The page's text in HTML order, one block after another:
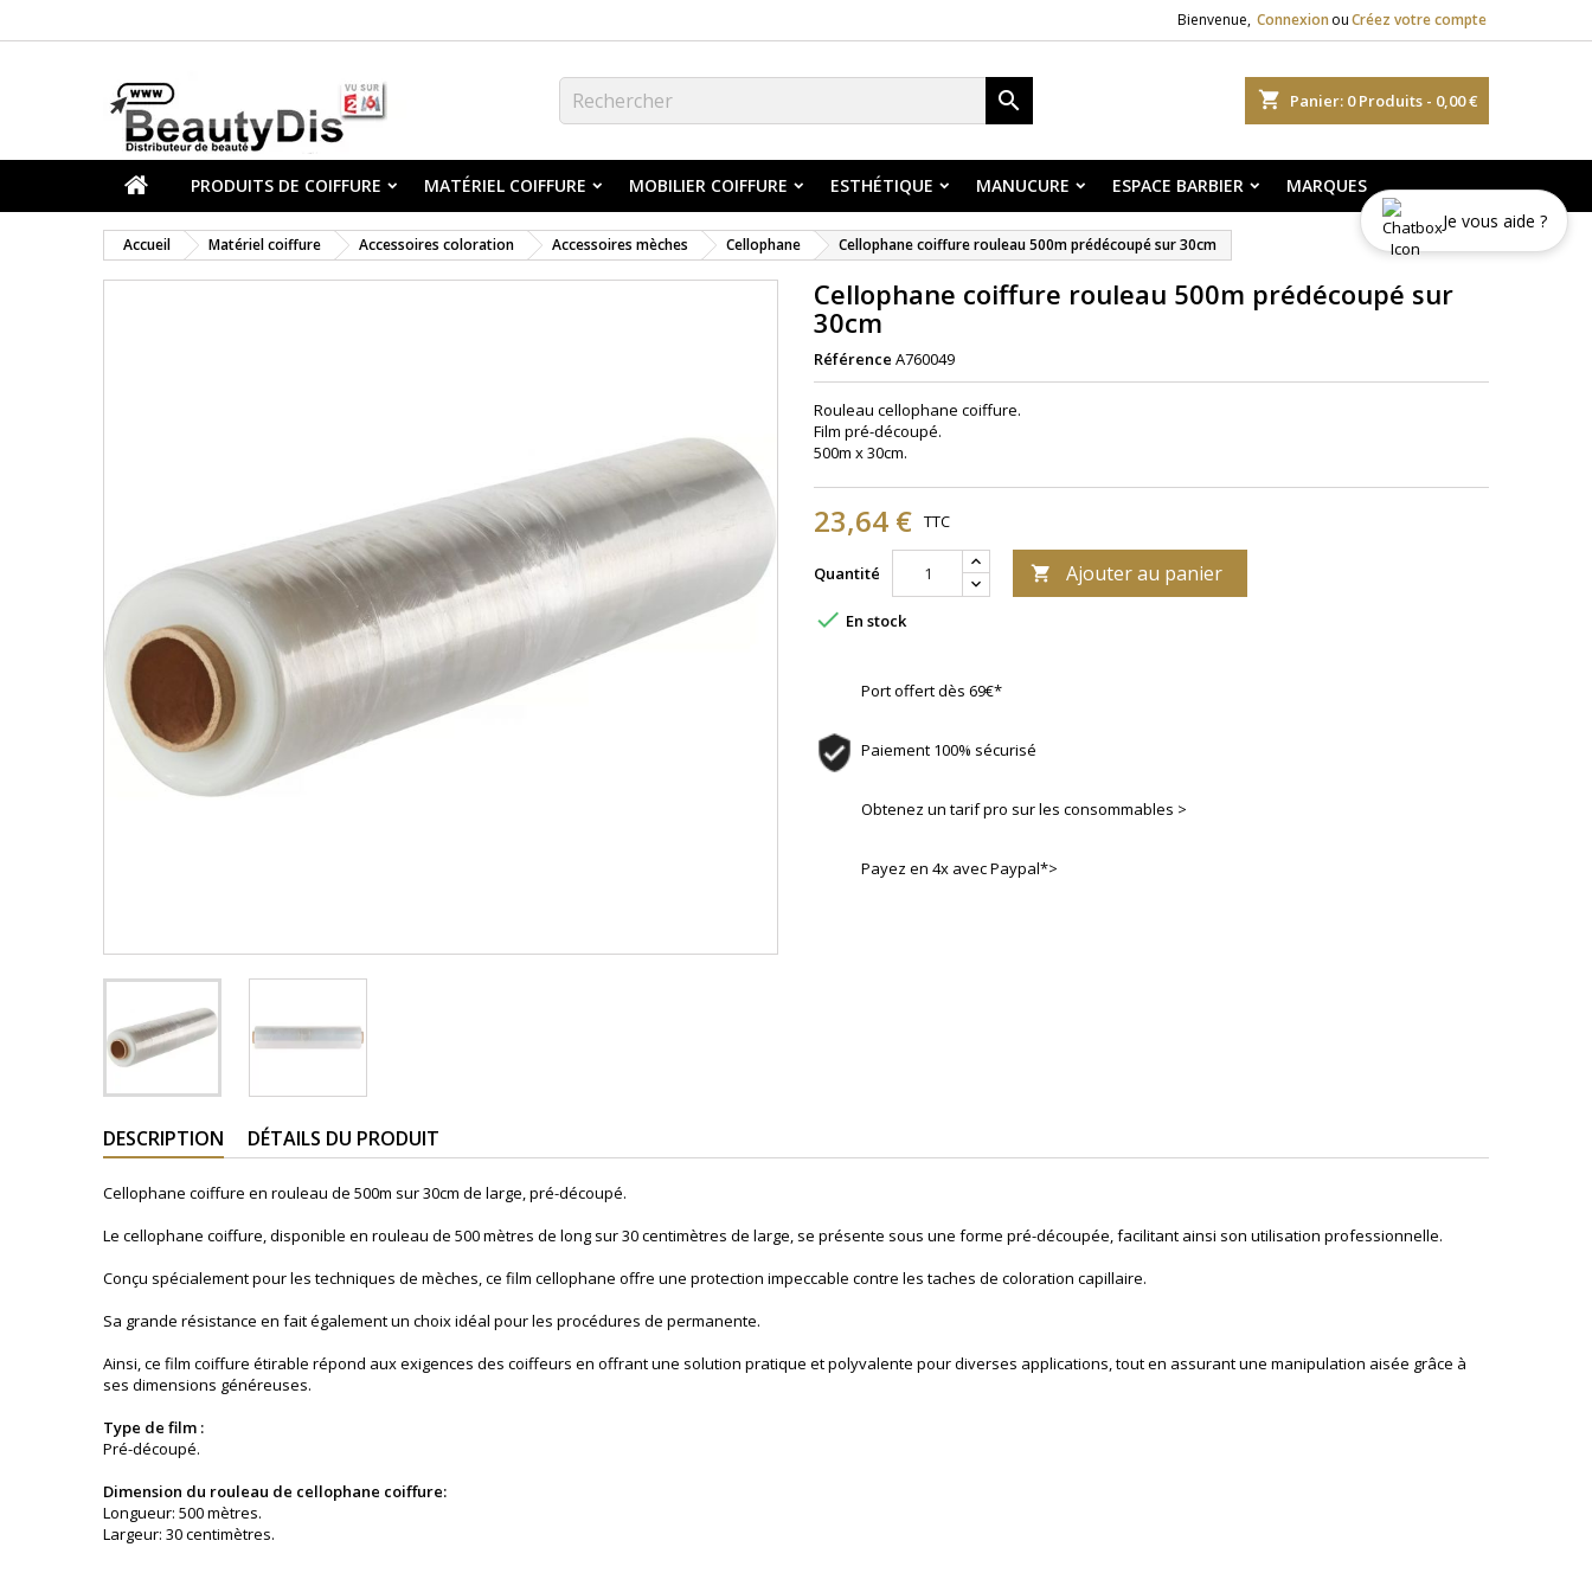
Bienvenue, Connexion ouCréez votre compte
shopping_cart Panier: 0Produits - 0,00 €

PRODUITS DE COIFFURE MATÉRIEL COIFFURE MOBILIER COIFFURE ESTHÉTIQUE MANUCURE ESPACE BARBIER MARQUES
Accueil Matériel coiffure Accessoires coloration Accessoires mèches Cellophane Cellophane coiffure rouleau 500m prédécoupé sur 30cm
Cellophane coiffure rouleau 500m prédécoupé sur
30cm
Référence A760049
Rouleau cellophane coiffure.
Film pré-découpé.
500m x 30cm.
23,64 € TTC
Quantité  Ajouter au panier
 En stock
Port offert dès 69€*
Paiement 100% sécurisé
Obtenez un tarif pro sur les consommables >
Payez en 4x avec Paypal*>
DESCRIPTION DÉTAILS DU PRODUIT
Cellophane coiffure en rouleau de 500m sur 30cm de large,pré-découpé.
Le cellophane coiffure, disponible en rouleau de 500 mètres de long sur 30 centimètres de large, se présente sous une forme pré-découpée, facilitant ainsi son utilisation professionnelle.
Conçu spécialement pour les techniques de mèches, ce film cellophane offre une protection impeccable contre les taches de coloration capillaire.
Sa grande résistance en fait également un choix idéal pour les procédures de permanente.
Ainsi, ce film coiffure étirable répond aux exigences des coiffeurs en offrant une solution pratique et polyvalente pour diverses applications, tout en assurant une manipulation aisée grâce à
ses dimensions généreuses.
Type de film :
Pré-découpé.
Dimension du rouleau de cellophane coiffure:
Longueur: 500 mètres.
Largeur: 30 centimètres.
Je vous aide ?